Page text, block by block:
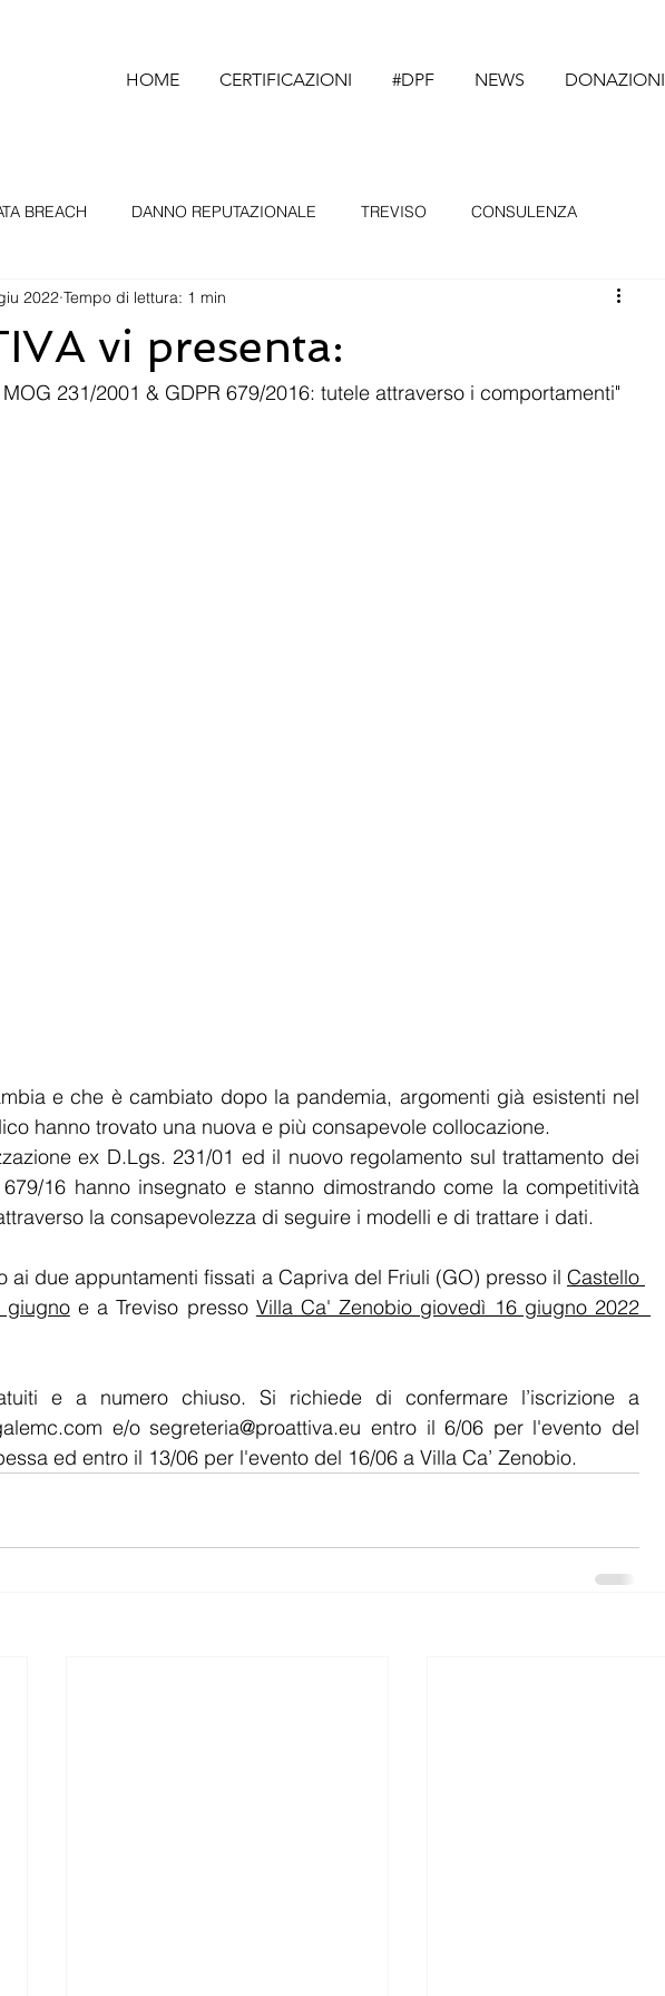
HOME CERTIFICAZIONI #DPF NEWS DONAZIONI
BREACH DANNO REPUTAZIONALE TREVISO CONSULENZA
BELLUNO PORDENONE CONSENSO
PROATTIVA OBLIO CANCELLAZIONE DATA PROTECTION POLICY
vi presenta:
2022 Tempo di lettura: 1 min
231/2001 & GDPR 679/2016: tutele attraverso i comportamenti"
e che è cambiato dopo la pandemia, argomenti già esistenti nel
hanno trovato una nuova e più consapevole collocazione.
ex D.Lgs. 231/01 ed il nuovo regolamento sul trattamento dei
16 hanno insegnato e stanno dimostrando come la competitività
la consapevolezza di seguire i modelli e di trattare i dati.
ai due appuntamenti fissati a Capriva del Friuli (GO) presso il Castello
giugno e a Treviso presso
e/o segreteria@proattiva.eu entro il 6/06 per l'evento del
ed entro il 13/06 per l'evento del 16/06 a Villa Ca’ Zenobio.